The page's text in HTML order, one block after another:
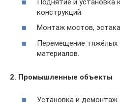
конструкций.
Монтаж мостов,
Перемещение тяжёлых
материалов.
2. Промышленные объекты
Установка и демонтаж